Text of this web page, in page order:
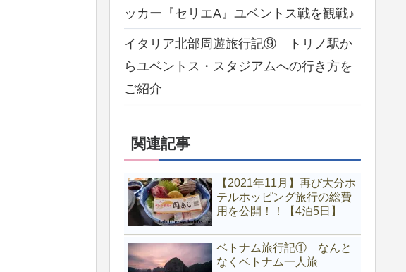
ッカー『セリエA』ユベントス戦を観戦♪
イタリア北部周遊旅行記⑨ トリノ駅か
らユベントス・スタジアムへの行き方を
ご紹介
関連記事
【2021年11月】再び大分ホ
テルホッピング旅行の総費
用を公開！！【4泊5日】
ベトナム旅行記① なんと
なくベトナム一人旅